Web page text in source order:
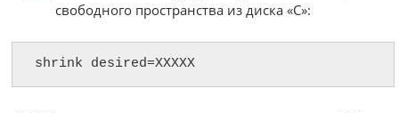
свободного пространства из диска «C»:
shrink desired=XXXXX